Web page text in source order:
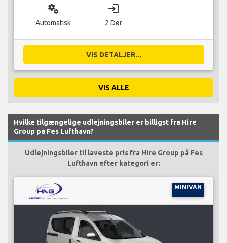
miscellaneous_services
Automatisk
login
2 Dør
VIS DETALJER...
VIS ALLE
Hvilke tilgængelige udlejningsbiler er billigst fra Hire
Group på Fes Lufthavn?
Udlejningsbiler til laveste pris fra Hire Group på Fes
Lufthavn efter kategori er:
MINIVAN